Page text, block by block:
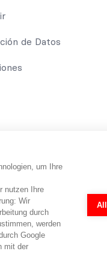
de Datos
sobre el tema de la
servicio jurídico ni
línea fueron creados
concreto. Un
um Ihre
nutzen Ihre
Wir
durch
werden
Google
mit der